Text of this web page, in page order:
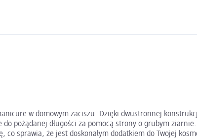
w domowym zaciszu. Dzięki dwustronnej
pożądanej długości za pomocą strony o grubym
sprawia, że jest doskonałym dodatkiem do Twojej